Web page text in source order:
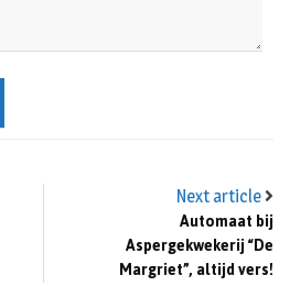
Next article
Automaat bij
Aspergekwekerij “De
Margriet”, altijd vers!